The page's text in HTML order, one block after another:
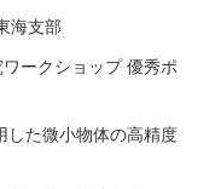
海支部
ークショップ 優秀ポ
した微小物体の高精度